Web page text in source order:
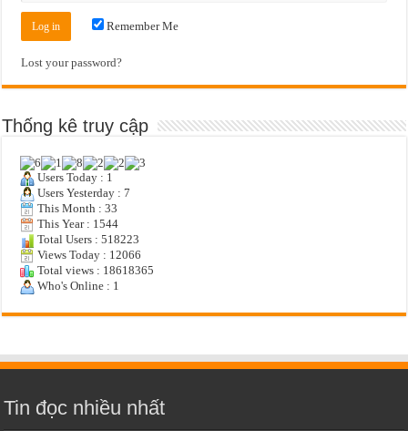
Remember Me
Lost your password?
Thống kê truy cập
Users Today : 1
Users Yesterday : 7
This Month : 33
This Year : 1544
Total Users : 518223
Views Today : 12066
Total views : 18618365
Who's Online : 1
Tin đọc nhiều nhất